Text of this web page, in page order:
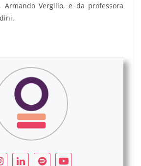
Armando Vergilio, e da professora